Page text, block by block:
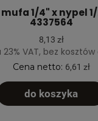
1/4" x nypel
4337564
8,13 zł
23% VAT, bez
Cena netto: 6,61 zł
do koszyka